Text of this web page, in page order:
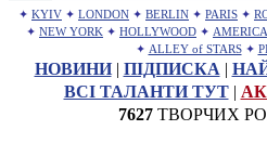
✦ KYIV ✦ LONDON ✦ BERLIN ✦ PARIS ✦
✦ NEW YORK ✦ HOLLYWOOD ✦ AMERICA
✦ ALLEY of STARS ✦
НОВИНИ| ПІДПИСКА |
ВСІ ТАЛАНТИ ТУТ|
7627ТВОРЧИХ